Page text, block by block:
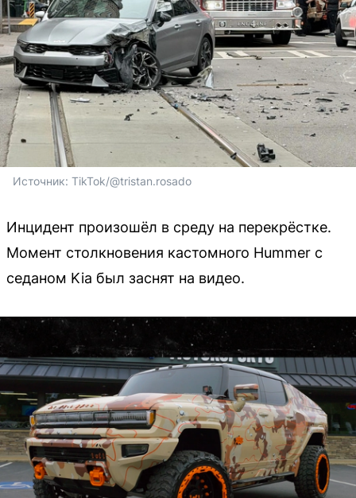
Источник: TikTok/@tristan.rosado
Инцидент произошёл в среду на перекрёстке.
Момент столкновения кастомного Hummer с
седаном Kia был заснят на видео.